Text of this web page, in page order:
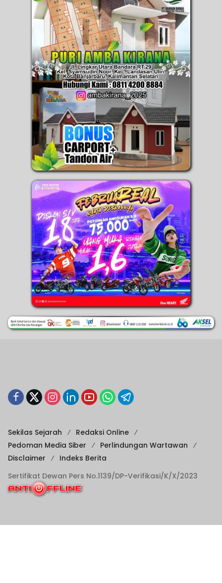
Sekilas Sejarah
Redaksi Online
Pedoman Media Siber
Perlindungan Wartawan
Disclaimer
Indeks Berita
Sertifikat Dewan Pers No.1139/DP-Verifikasi/K/X/2023